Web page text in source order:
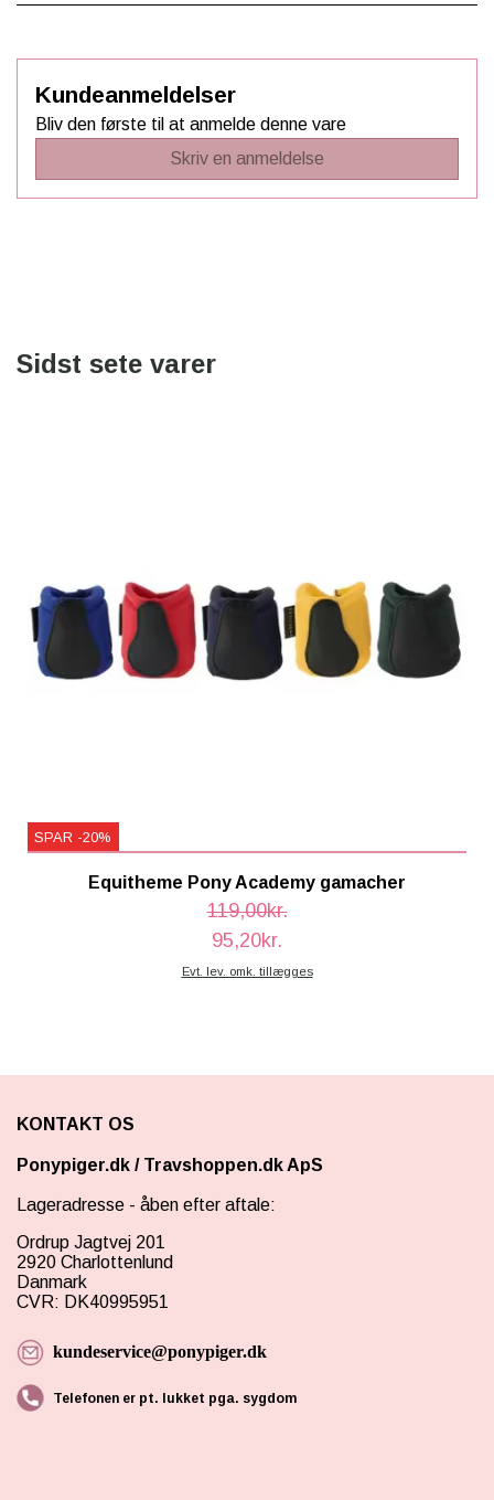
Kundeanmeldelser
Bliv den første til at anmelde denne vare
Skriv en anmeldelse
Sidst sete varer
SPAR -20%
Equitheme Pony Academy gamacher
119,00kr.
95,20kr.
Evt. lev. omk. tillægges
KONTAKT OS
Ponypiger.dk / Travshoppen.dk ApS
Lageradresse - åben efter aftale:
Ordrup Jagtvej 201
2920 Charlottenlund
Danmark
CVR: DK40995951
kundeservice@ponypiger.dk
Telefonen er pt. lukket pga. sygdom